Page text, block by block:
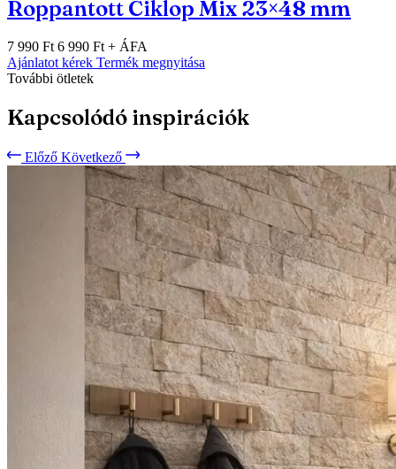
Roppantott Ciklop Mix 23×48 mm
7 990 Ft 6 990 Ft + ÁFA
Ajánlatot kérek Termék megnyitása
További ötletek
Kapcsolódó inspirációk
Előző Következő